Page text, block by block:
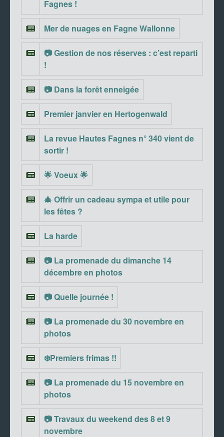
Fagnes !
Mer de nuages en Fagne Wallonne
📷 Gestion de nos réserves : c’est reparti
!
📷 Dans la forêt enneigée
Premier janvier en Hertogenwald
La revue Hautes Fagnes n° 340 vient de
sortir !
🌟 Voeux 🌟
🎄 Offrir un cadeau sympa et utile pour
les fêtes ?
La harde
📷 La promenade du dimanche 14
décembre en photos
📷 Quelle journée !
📷 La promenade du 30 novembre en
photos
❄️Premiers frimas !!
📷 La promenade du 15 novembre en
photos
📷 Travaux du weekend des 8 et 9
novembre